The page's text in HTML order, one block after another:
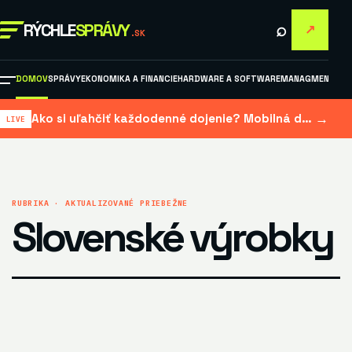
RÝCHLESPRÁVY .SK ⌕ ↗
DOMOVSPRÁVYEKONOMIKA A FINANCIEHARDWARE A SOFTWAREMANAGMENT A
Ako si uľahčiť každodenné dojenie? Mobilná dojačka šetrí čas aj námahu →
RUBRIKA · AKTUALIZOVANÉ PRIEBEŽNE
Slovenské výrobky